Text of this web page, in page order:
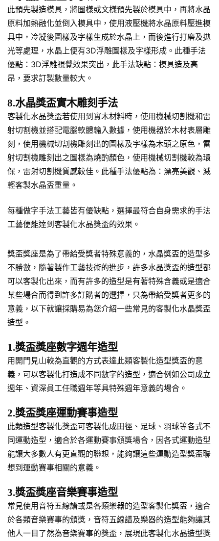
此預先製造模具，將圖樣或文樣預先製於模具中，再將水晶
原料加熱融化並倒入模具中，使用液壓機將水晶原料壓進模
具中，冷凝後圖樣及字樣生成於水晶上，而後進行打磨及拋
光等處理，水晶上便有3D浮雕圖樣及字樣形成。此種手法
優點：3D浮雕視覺效果突出，此手法缺點：模具造及高
昂，要求訂製數量較大。
8.水晶獎盃實木雕刻手法
客製化水晶獎盃若使用到實木材料時，使用機械切割機和雷
射切割機並搭配電腦軟體輸入數據，使用機器於木材表層雕
刻，使用機械切割機雕刻出的圖樣及字樣為木頭之原色，雷
射切割機雕刻出之圖樣為燒酌顏色，使用機械切割機較為環
保，雷射切割機質感較佳。此種手法優點為：漂亮美觀、減
輕客製水晶盃重量。
每種做字手法工藝皆有優缺點，選擇最符合自身需求的手法
工藝便能達到客製化水晶獎盃的效果。
獎盃獎座是為了帶給受獎者特殊意義的，水晶獎盃的造型多
不勝數，隨著製作工藝技術的進步，許多水晶獎盃的造型都
可以客製化出來，而有許多的造型是有著特殊含義或是適合
某些場合而得到許多訂購者的選擇，只為帶給受獎者更多的
意義，以下就讓採購易為您介紹一些常見的客製化水晶獎盃
造型。
1.獎盃獎座數字週年造型
用開門見山較為直觀的方式表達此類客製化造型獎盃的意
義，可以客製化打造成不同數字的造型，適合例如公司成立
週年、資深員工任職週年等具特殊週年意義的場合。
2.獎盃獎座運動賽事造型
此類造型客製化獎盃可客製化成田徑、足球、羽球等各式不
同運動造型，適合於各運動賽事頒獎場合，因各式運動造型
能讓大多數人有更直觀的聯想，能夠讓這些運動造型獎盃聯
想到運動賽事相關的意義。
3.獎盃獎座音樂賽事造型
常見使用音符五線譜或是各類樂器的造型客製化獎盃，適合
於各類音樂賽事的頒獎，音符五線譜及樂器的造型能夠讓其
他人一目了然為音樂賽事的獎盃，展現此客製化水晶造型獎